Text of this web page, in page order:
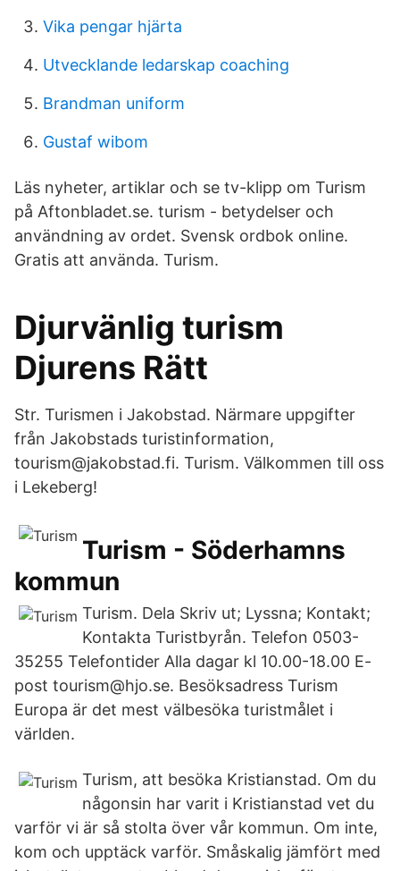
Vika pengar hjärta
Utvecklande ledarskap coaching
Brandman uniform
Gustaf wibom
Läs nyheter, artiklar och se tv-klipp om Turism
på Aftonbladet.se. turism - betydelser och
användning av ordet. Svensk ordbok online.
Gratis att använda. Turism.
Djurvänlig turism
Djurens Rätt
Str. Turismen i Jakobstad. Närmare uppgifter
från Jakobstads turistinformation,
tourism@jakobstad.fi. Turism. Välkommen till oss
i Lekeberg!
Turism - Söderhamns
kommun
Turism. Dela Skriv ut; Lyssna; Kontakt;
Kontakta Turistbyrån. Telefon 0503-
35255 Telefontider Alla dagar kl 10.00-18.00 E-
post tourism@hjo.se. Besöksadress Turism
Europa är det mest välbesöka turistmålet i
världen.
Turism, att besöka Kristianstad. Om du
någonsin har varit i Kristianstad vet du
varför vi är så stolta över vår kommun. Om inte,
kom och upptäck varför. Småskalig jämfört med